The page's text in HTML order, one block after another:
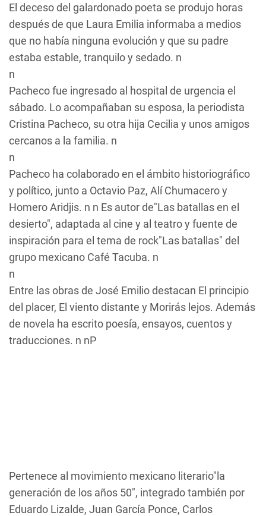
El deceso del galardonado poeta se produjo horas
después de que Laura Emilia informaba a medios
que no había ninguna evolución y que su padre
estaba estable, tranquilo y sedado. n
n
Pacheco fue ingresado al hospital de urgencia el
sábado. Lo acompañaban su esposa, la periodista
Cristina Pacheco, su otra hija Cecilia y unos amigos
cercanos a la familia. n
n
Pacheco ha colaborado en el ámbito historiográfico
y político, junto a Octavio Paz, Alí Chumacero y
Homero Aridjis. n n Es autor de"Las batallas en el
desierto", adaptada al cine y al teatro y fuente de
inspiración para el tema de rock"Las batallas" del
grupo mexicano Café Tacuba. n
n
Entre las obras de José Emilio destacan El principio
del placer, El viento distante y Morirás lejos. Además
de novela ha escrito poesía, ensayos, cuentos y
traducciones. n nP
Pertenece al movimiento mexicano literario"la
generación de los años 50", integrado también por
Eduardo Lizalde, Juan García Ponce, Carlos